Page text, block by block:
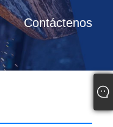
Contáctenos